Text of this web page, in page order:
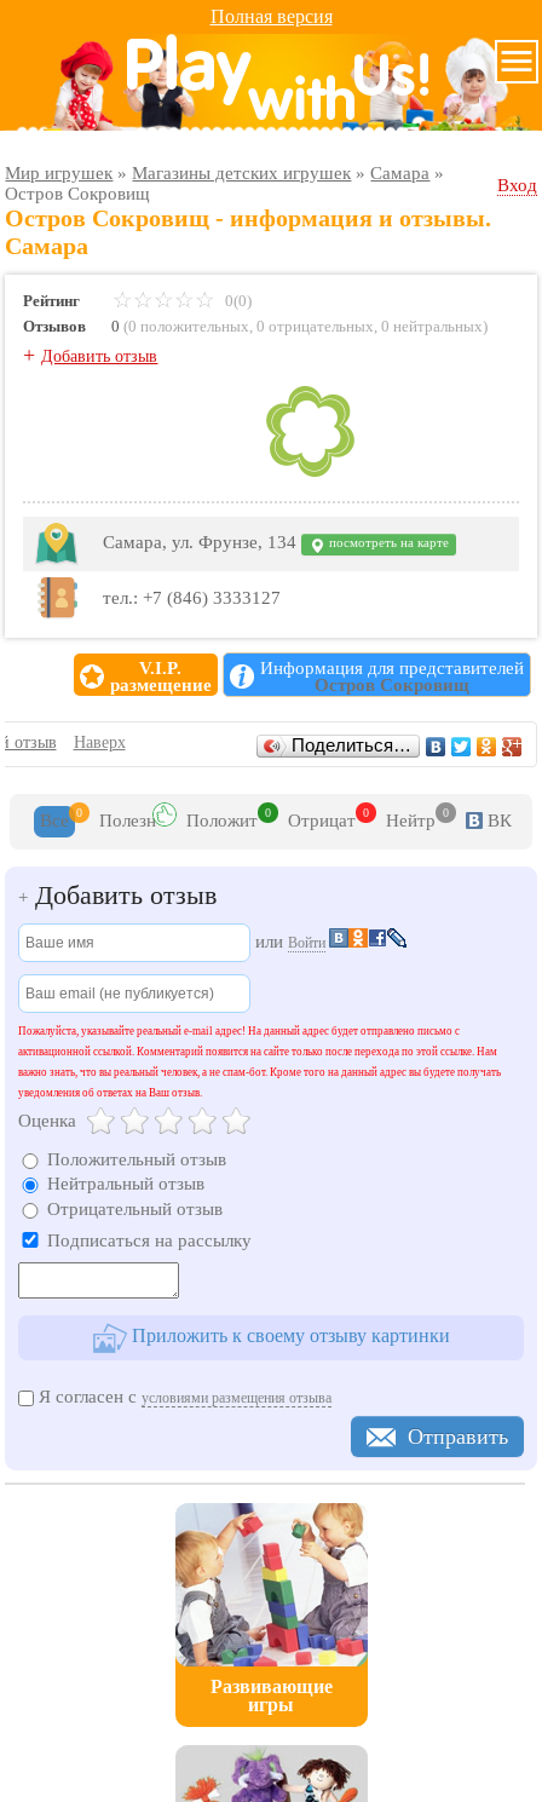
Полная версия
Мир игрушек »Магазины детских игрушек »Самара »
Остров Сокровищ
Вход
Остров Сокровищ - информация и отзывы.
Самара
Рейтинг
0(0)
Отзывов
0 (0 положительных,0 отрицательных,0 нейтральных)
+Добавить отзыв
Самара, ул. Фрунзе, 134 посмотреть на карте
тел.: +7 (846) 3333127
V.I.P.
размещение
Информация для представителей
Остров Сокровищ
Отзывы
отзыв Наверх Поделиться…
Все 0 Полезн Положит 0 Отрицат 0 Нейтр 0 ВК
+ Добавить отзыв
илиВойти
Пожалуйста, указывайте реальный e-mail адрес! На данный адрес будет отправлено письмо с
активационной ссылкой. Комментарий появится на сайте только после перехода по этой ссылке. Нам
важно знать, что вы реальный человек, а не спам-бот. Кроме того на данный адрес вы будете получать
уведомления об ответах на Ваш отзыв.
Оценка
Положительный отзыв
Нейтральный отзыв
Отрицательный отзыв
Подписаться на рассылку
Приложить к своему отзыву картинки
Я согласен сусловиями размещения отзыва
Отправить
Развивающие
игры